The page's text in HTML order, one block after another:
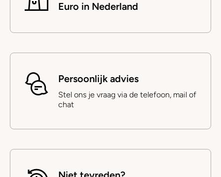
Euro in Nederland
Persoonlijk advies
Stel ons je vraag via de telefoon, mail of
chat